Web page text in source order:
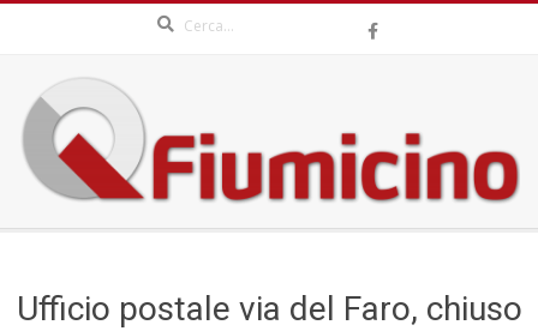
content
QFIUMICINO.COM
MenuUfficio postale via del Faro, chiuso